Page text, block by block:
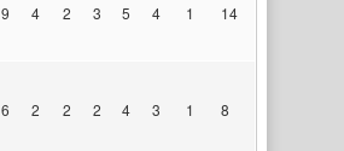
9 4 2 3 5 4 1 14
6 2 2 2 4 3 1 8